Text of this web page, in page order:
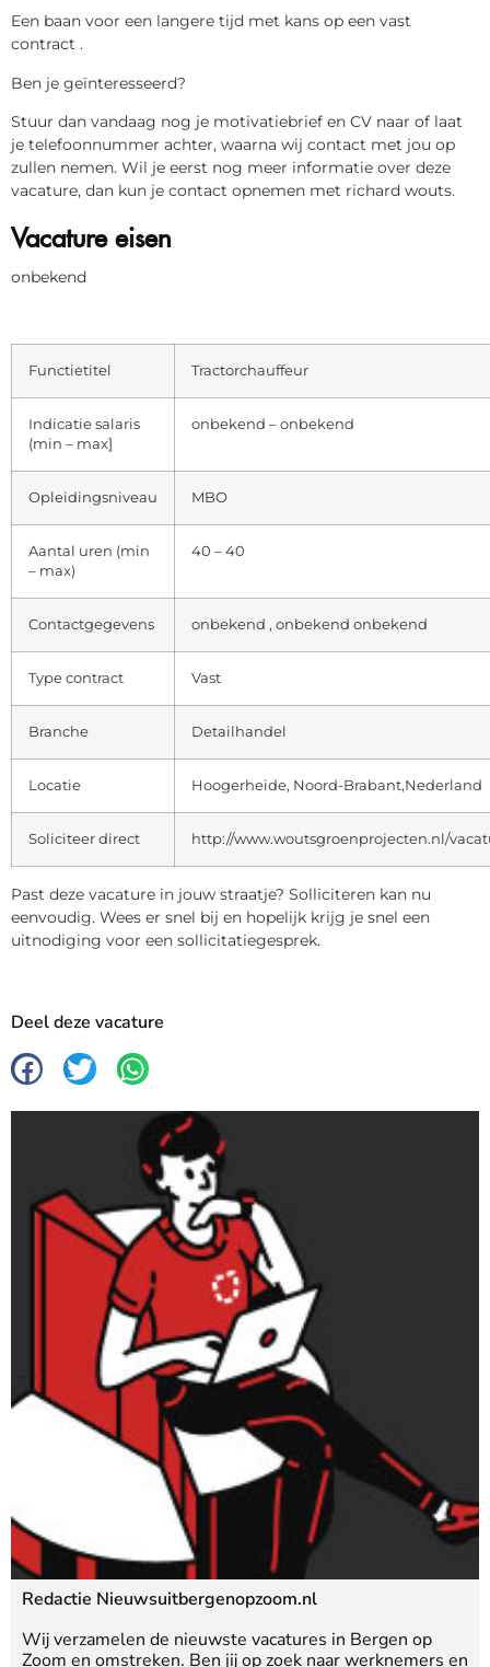
Een baan voor een langere tijd met kans op een vast
contract .
Ben je geïnteresseerd?
Stuur dan vandaag nog je motivatiebrief en CV naar of laat
je telefoonnummer achter, waarna wij contact met jou op
zullen nemen. Wil je eerst nog meer informatie over deze
vacature, dan kun je contact opnemen met richard wouts.
Vacature eisen
onbekend
Functietitel Tractorchauffeur
Indicatie salaris
(min – max]
onbekend – onbekend
Opleidingsniveau MBO
Aantal uren (min
– max)
40 – 40
Contactgegevens onbekend , onbekend onbekend
Type contract Vast
Branche Detailhandel
Locatie Hoogerheide, Noord-Brabant,Nederland
Soliciteer direct http://www.woutsgroenprojecten.nl/
Past deze vacature in jouw straatje? Solliciteren kan nu
eenvoudig. Wees er snel bij en hopelijk krijg je snel een
uitnodiging voor een sollicitatiegesprek.
Deel deze vacature
Redactie Nieuwsuitbergenopzoom.nl
Wij verzamelen de nieuwste vacatures in Bergen op
Zoom en omstreken. Ben jij op zoek naar werknemers en